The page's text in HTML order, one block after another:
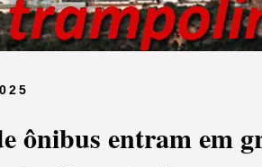
ônibus entram em